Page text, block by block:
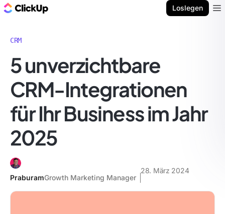
Loslegen
CRM
5 unverzichtbare
CRM-Integrationen
für Ihr Business im Jahr
2025
PraburamGrowth Marketing Manager
28. März 2024